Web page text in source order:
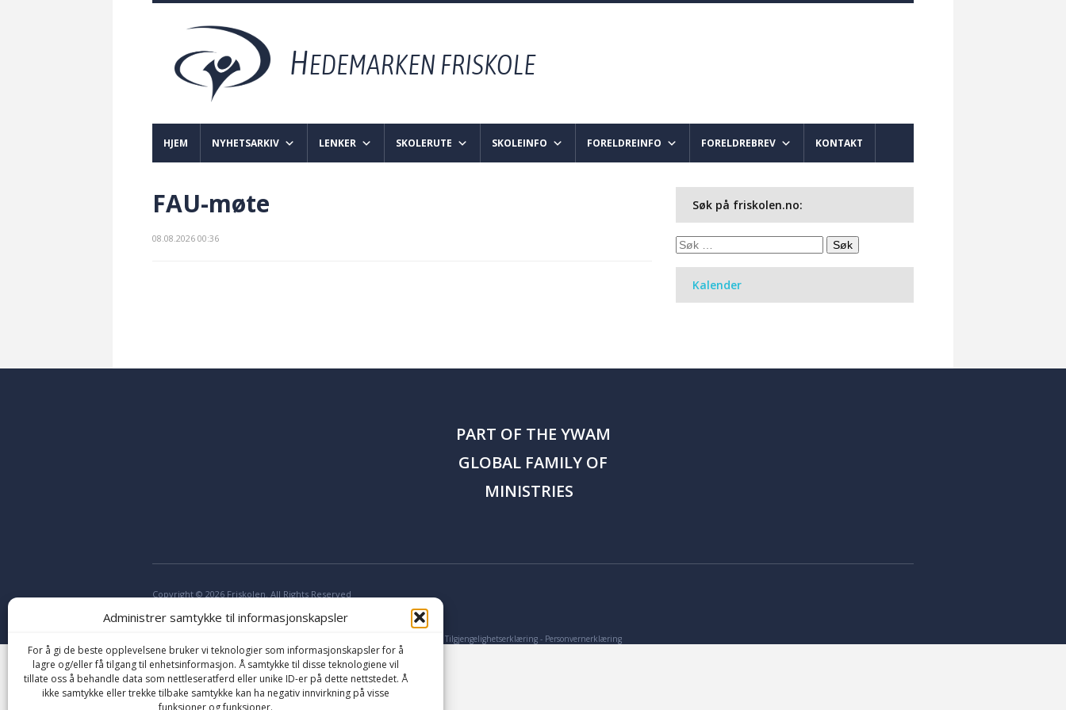
Administrer samtykke til informasjonskapsler
For å gi de beste opplevelsene bruker vi teknologier som informasjonskapsler for å
lagre og/eller få tilgang til enhetsinformasjon. Å samtykke til disse teknologiene vil
tillate oss å behandle data som nettleseratferd eller unike ID-er på dette nettstedet. Å
ikke samtykke eller trekke tilbake samtykke kan ha negativ innvirkning på visse
funksjoner og funksjoner.
HJEM NYHETSARKIV LENKER SKOLERUTE SKOLEINFO FORELDREINFO FORELDREBREV KONTAKT
FAU-møte
08.08.2026 00:36
Søk på friskolen.no:
Søk
etter:
Kalender
PART OF THE YWAM
GLOBAL FAMILY OF
MINISTRIES
Copyright © 2026 Friskolen. All Rights Reserved
Tilgjengelighetserklæring- Personvernerklæring